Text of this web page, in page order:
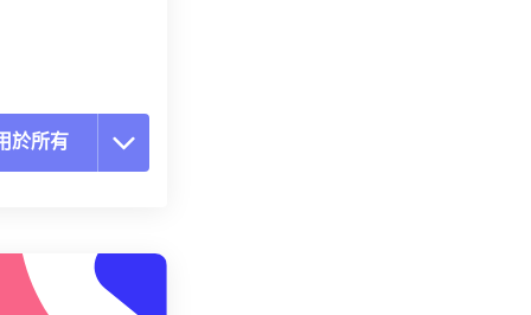
於所有
設